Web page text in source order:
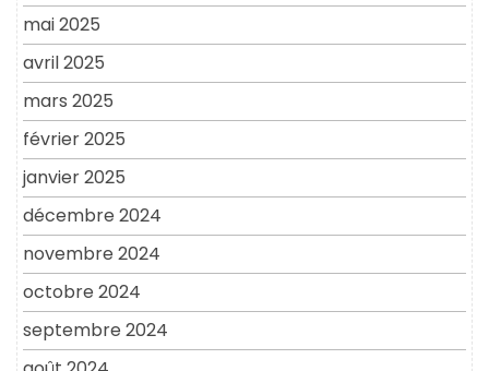
mai 2025
avril 2025
mars 2025
février 2025
janvier 2025
décembre 2024
novembre 2024
octobre 2024
septembre 2024